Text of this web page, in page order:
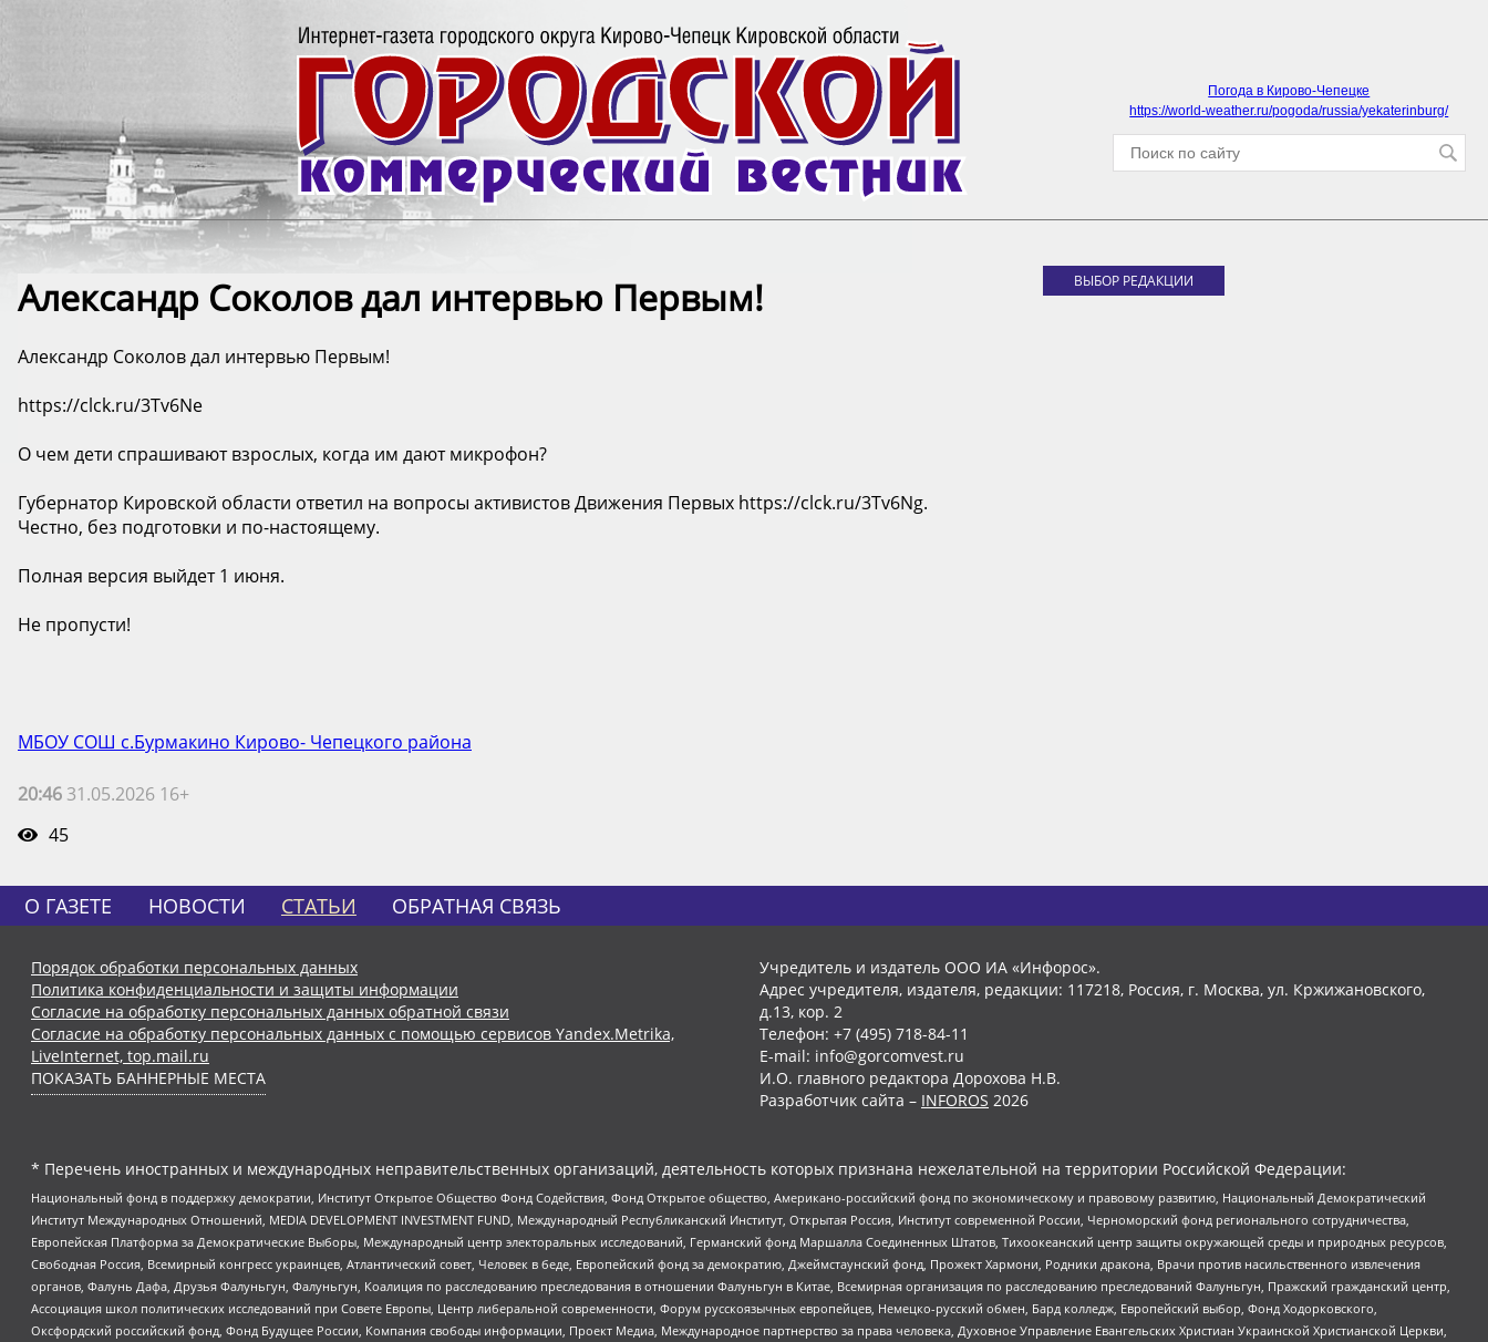
Погода в Кирово-Чепецке
https://world-weather.ru/pogoda/russia/yekaterinburg/
Александр Соколов дал интервью Первым!
Александр Соколов дал интервью Первым!
https://clck.ru/3Tv6Ne
О чем дети спрашивают взрослых, когда им дают микрофон?
Губернатор Кировской области ответил на вопросы активистов Движения Первых https://clck.ru/3Tv6Ng.
Честно, без подготовки и по-настоящему.
Полная версия выйдет 1 июня.
Не пропусти!
МБОУ СОШ с.Бурмакино Кирово- Чепецкого района
20:46 31.05.2026 16+
45
ВЫБОР РЕДАКЦИИ
О ГАЗЕТЕ НОВОСТИ СТАТЬИ ОБРАТНАЯ СВЯЗЬ
Порядок обработки персональных данных
Политика конфиденциальности и защиты информации
Согласие на обработку персональных данных обратной связи
Согласие на обработку персональных данных с помощью сервисов Yandex.Metrika,
LiveInternet, top.mail.ru
ПОКАЗАТЬ БАННЕРНЫЕ МЕСТА
Учредитель и издатель ООО ИА «Инфорос».
Адрес учредителя, издателя, редакции: 117218, Россия, г. Москва, ул. Кржижановского,
д.13, кор. 2
Телефон: +7 (495) 718-84-11
E-mail: info@gorcomvest.ru
И.О. главного редактора Дорохова Н.В.
Разработчик сайта – INFOROS 2026
* Перечень иностранных и международных неправительственных организаций, деятельность которых признана нежелательной на территории Российской Федерации:
Национальный фонд в поддержку демократии, Институт Открытое Общество Фонд Содействия, Фонд Открытое общество, Американо-российский фонд по экономическому и правовому развитию, Национальный Демократический
Институт Международных Отношений, MEDIA DEVELOPMENT INVESTMENT FUND, Международный Республиканский Институт, Открытая Россия, Институт современной России, Черноморский фонд регионального сотрудничества,
Европейская Платформа за Демократические Выборы, Международный центр электоральных исследований, Германский фонд Маршалла Соединенных Штатов, Тихоокеанский центр защиты окружающей среды и природных ресурсов,
Свободная Россия, Всемирный конгресс украинцев, Атлантический совет, Человек в беде, Европейский фонд за демократию, Джеймстаунский фонд, Прожект Хармони, Родники дракона, Врачи против насильственного извлечения
органов, Фалунь Дафа, Друзья Фалуньгун, Фалуньгун, Коалиция по расследованию преследования в отношении Фалуньгун в Китае, Всемирная организация по расследованию преследований Фалуньгун, Пражский гражданский центр,
Ассоциация школ политических исследований при Совете Европы, Центр либеральной современности, Форум русскоязычных европейцев, Немецко-русский обмен, Бард колледж, Европейский выбор, Фонд Ходорковского,
Оксфордский российский фонд, Фонд Будущее России, Компания свободы информации, Проект Медиа, Международное партнерство за права человека, Духовное Управление Евангельских Христиан Украинской Христианской Церкви,